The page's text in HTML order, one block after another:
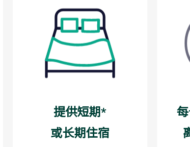
提供短期*
或长期住宿